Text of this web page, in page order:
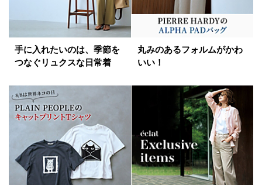
手に入れたいのは、季節を
つなぐリュクスな日常着
丸みのあるフォルムがかわ
いい！